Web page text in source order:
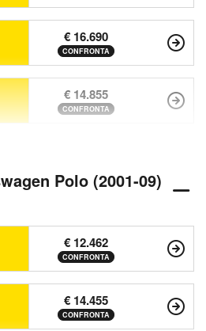
€ 16.690
CONFRONTA
€ 14.855
CONFRONTA
Polo (2001-09)
€ 12.462
CONFRONTA
€ 14.455
CONFRONTA